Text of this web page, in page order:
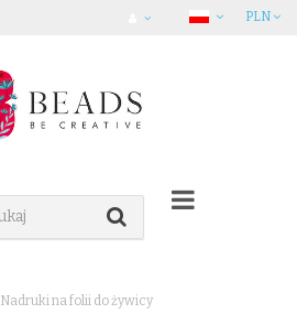
PLN
Nadruki na folii do żywicy